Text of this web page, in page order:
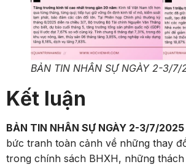
BẢN TIN NHÂN SỰ NGÀY 2-3/7/
Kết luận
BẢN TIN NHÂN SỰ NGÀY 2-3/7/2025
bức tranh toàn cảnh về những thay
trong chính sách BHXH, những